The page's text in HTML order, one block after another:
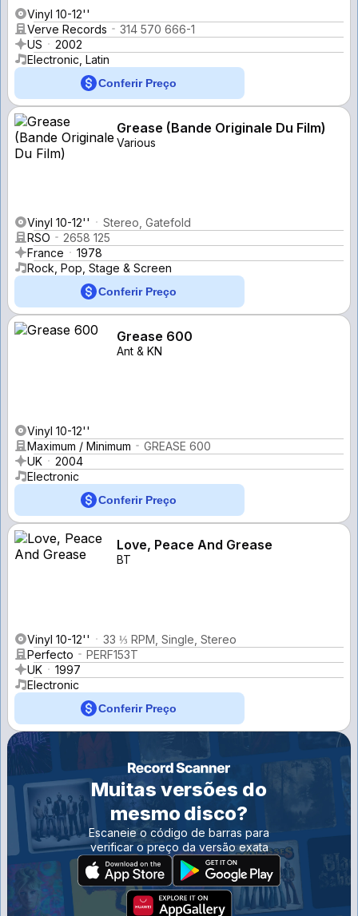
Vinyl 10-12''
Verve Records
314 570 666-1
US
2002
Electronic, Latin
Conferir Preço
Grease (Bande Originale Du Film)
Various
Vinyl 10-12''
Stereo, Gatefold
RSO
2658 125
France
1978
Rock, Pop, Stage & Screen
Conferir Preço
Grease 600
Ant & KN
Vinyl 10-12''
Maximum / Minimum
GREASE 600
UK
2004
Electronic
Conferir Preço
Love, Peace And Grease
BT
Vinyl 10-12''
33 ⅓ RPM, Single, Stereo
Perfecto
PERF153T
UK
1997
Electronic
Conferir Preço
Muitas versões do
mesmo disco?
Escaneie o código de barras para
verificar o preço da versão exata